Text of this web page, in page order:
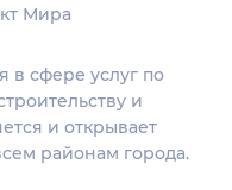
Мира
в сфере услуг по
и
и открывает
районам города.